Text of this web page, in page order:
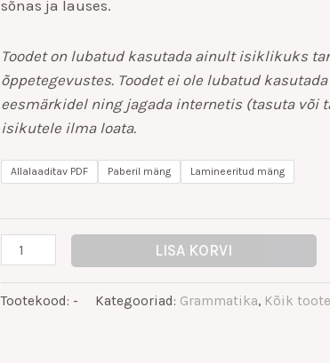
sõnas ja lauses.
Toodet on lubatud kasutada ainult isiklikuks
õppetegevustes. Toodet ei ole lubatud
eesmärkidel ning jagada internetis (tasuta või
isikutele ilma loata.
Allalaaditav PDF Paberil mäng Lamineeritud mäng
LISA KORVI
Tootekood: - Kategooriad: Grammatika, Kõik